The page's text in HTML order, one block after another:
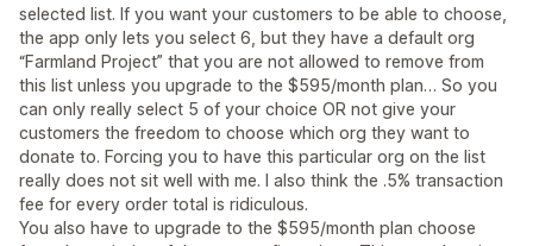
selected list. If you want your customers to be able to choose,
the app only lets you select 6, but they have a default org
“Farmland Project” that you are not allowed to remove from
this list unless you upgrade to the $595/month plan… So you
can only really select 5 of your choice OR not give your
customers the freedom to choose which org they want to
donate to. Forcing you to have this particular org on the list
really does not sit well with me. I also think the .5% transaction
fee for every order total is ridiculous.
You also have to upgrade to the $595/month plan choose